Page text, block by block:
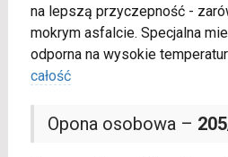
na lepszą przyczepność -
mokrym asfalcie. Specjalna
odporna na wysokie
całość
Opona osobowa –